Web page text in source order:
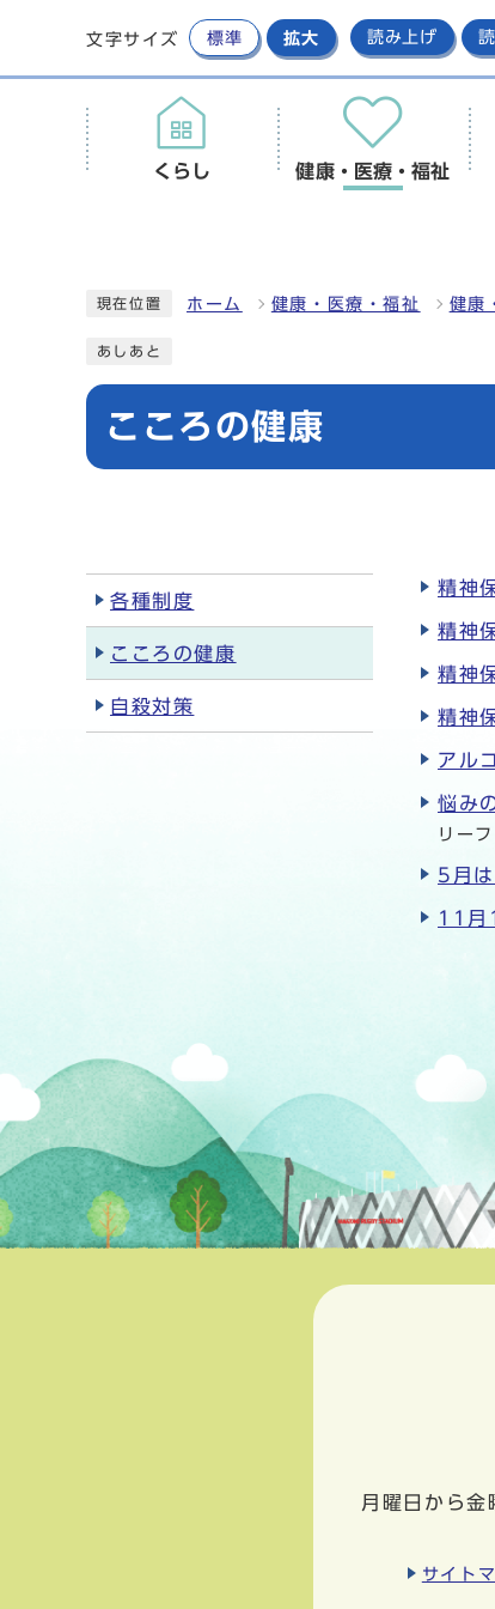
文字サイズ 標準 拡大 読み上げ
くらし 健康・医療・福祉
現在位置 ホーム 健康・医療・福祉 健康
あしあと
こころの健康
精神
精神
精神
精神
アル
悩み
リー
5月
11月
各種制度
こころの健康
自殺対策
月曜日から
サイト